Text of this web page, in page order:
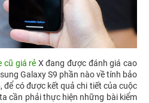
cũ giá rẻ X đang được đánh giá cao
Galaxy S9 phần nào về tính bảo
để có được kết quả chi tiết của cuộc
cần phải thực hiện những bài kiểm